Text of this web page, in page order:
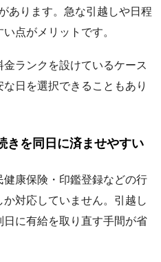
あります。急な引越しや日程
点がメリットです。
ランクを設けているケース
日を選択できることもあり
きを同日に済ませやすい
康保険・印鑑登録などの行
対応していません。引越し
に有給を取り直す手間が省